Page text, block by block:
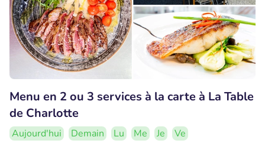
Menu en 2 ou 3 services à la carte à La Table
de Charlotte
Aujourd'hui Demain Lu Me Je
Ve